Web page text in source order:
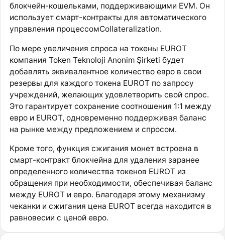
блокчейн-кошельками, поддерживающими EVM. Он
использует смарт-контракты для автоматического
управления процессомCollateralization.
По мере увеличения спроса на токены EUROT
компания Token Teknoloji Anonim Şirketi будет
добавлять эквивалентное количество евро в свои
резервы для каждого токена EUROT по запросу
учреждений, желающих удовлетворить свой спрос.
Это гарантирует сохранение соотношения 1:1 между
евро и EUROT, одновременно поддерживая баланс
на рынке между предложением и спросом.
Кроме того, функция сжигания монет встроена в
смарт-контракт блокчейна для удаления заранее
определенного количества токенов EUROT из
обращения при необходимости, обеспечивая баланс
между EUROT и евро. Благодаря этому механизму
чеканки и сжигания цена EUROT всегда находится в
равновесии с ценой евро.